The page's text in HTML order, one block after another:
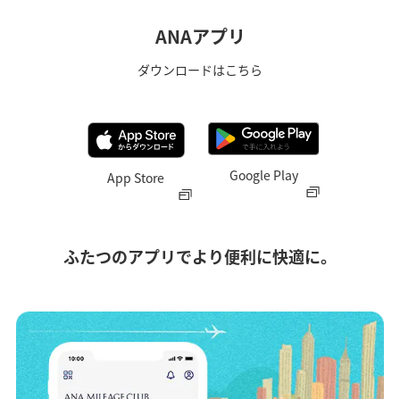
ANAアプリ
ダウンロードはこちら
App Store Google Play
ふたつのアプリでより便利に快適に。